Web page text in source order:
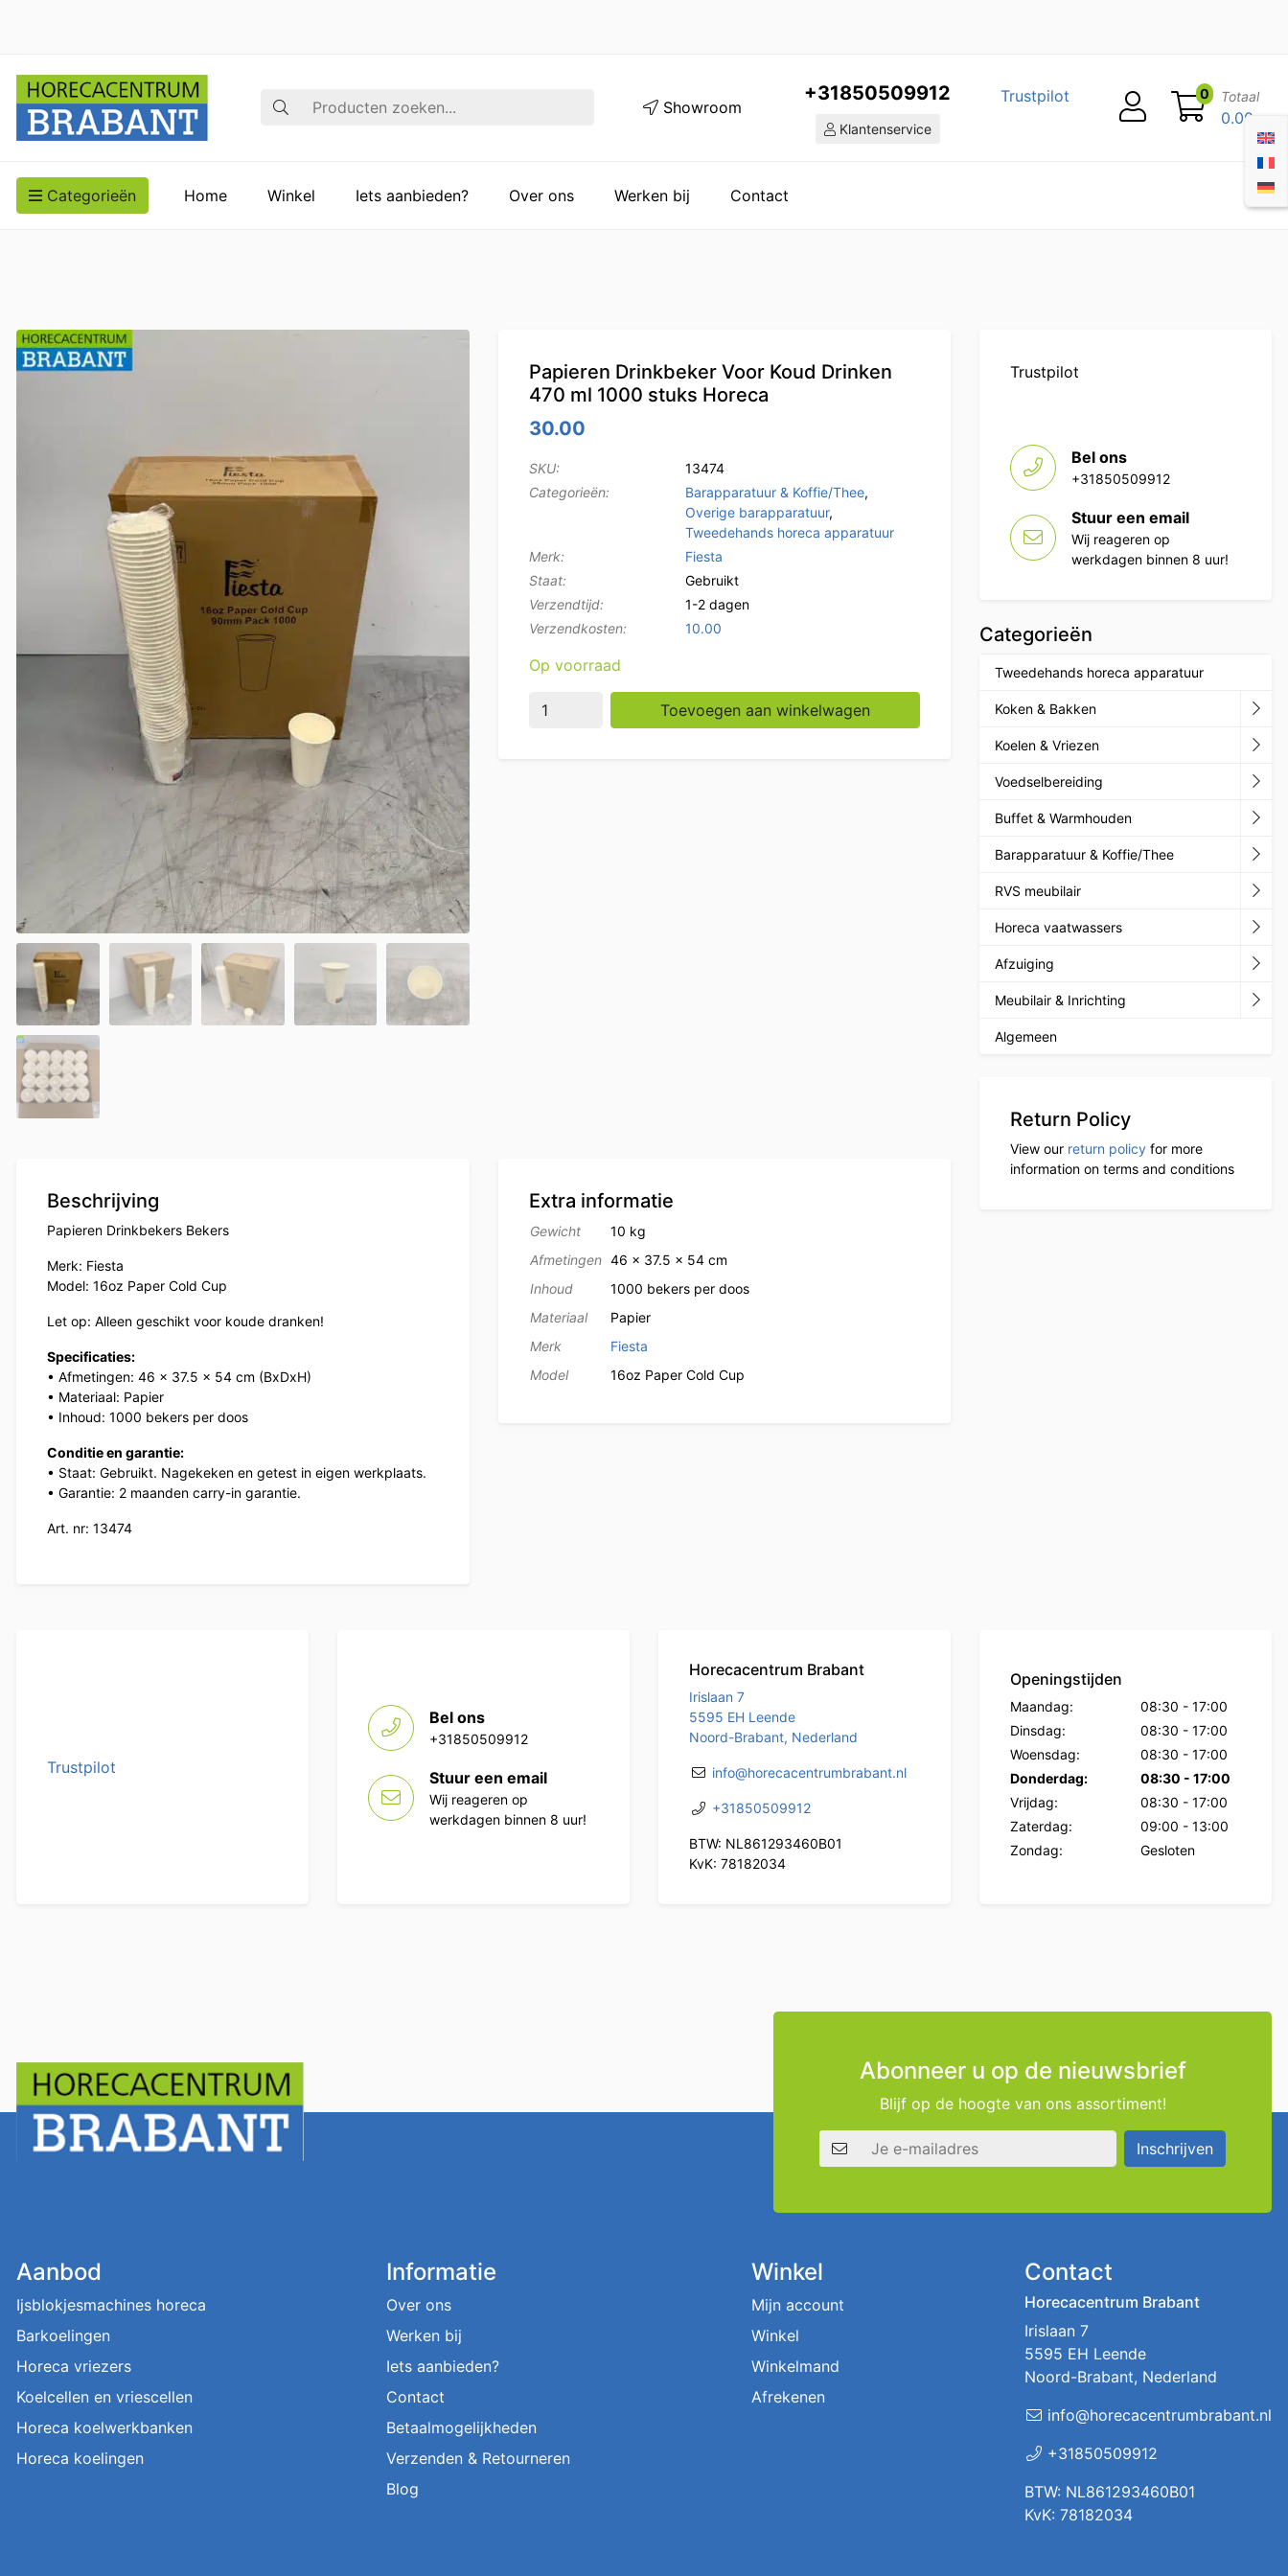
Zoek op Showroom
+31850509912
Klantenservice
Trustpilot 0 Totaal
0.00
Categorieën Home Winkel Iets aanbieden? Over ons Werken bij Contact
Papieren Drinkbeker Voor Koud Drinken
470 ml 1000 stuks Horeca
30.00
SKU:
13474
Categorieën:
Barapparatuur & Koffie/Thee,
Overige barapparatuur,
Tweedehands horeca apparatuur
Merk:
Fiesta
Staat:
Gebruikt
Verzendtijd:
1-2 dagen
Verzendkosten:
10.00
Op voorraad
Papieren Drinkbeker Voor Koud Drinken 470 ml 1000 stuks Horeca aantal
Toevoegen aan winkelwagen
Beschrijving
Papieren Drinkbekers Bekers
Merk: Fiesta
Model: 16oz Paper Cold Cup
Let op: Alleen geschikt voor koude dranken!
Specificaties:
• Afmetingen: 46 x 37.5 x 54 cm (BxDxH)
• Materiaal: Papier
• Inhoud: 1000 bekers per doos
Conditie en garantie:
• Staat: Gebruikt. Nagekeken en getest in eigen werkplaats.
• Garantie: 2 maanden carry-in garantie.
Art. nr: 13474
Extra informatie
Gewicht
10 kg
Afmetingen 46 × 37.5 × 54 cm
Inhoud
1000 bekers per doos
Materiaal
Papier
Merk
Fiesta
Model
16oz Paper Cold Cup
Trustpilot
Bel ons
+31850509912
Stuur een email
Wij reageren op
werkdagen binnen 8 uur!
Categorieën
Tweedehands horeca apparatuur
Koken & Bakken
Koelen & Vriezen
Voedselbereiding
Buffet & Warmhouden
Barapparatuur & Koffie/Thee
RVS meubilair
Horeca vaatwassers
Afzuiging
Meubilair & Inrichting
Algemeen
Return Policy
View our return policy for more
information on terms and conditions
Trustpilot
Bel ons
+31850509912
Stuur een email
Wij reageren op
werkdagen binnen 8 uur!
Horecacentrum Brabant
Irislaan 7
5595 EH Leende
Noord-Brabant, Nederland
info@horecacentrumbrabant.nl
+31850509912
BTW: NL861293460B01
KvK: 78182034
Openingstijden
Maandag: 08:30 - 17:00
Dinsdag:
08:30 - 17:00
Woensdag:
08:30 - 17:00
Donderdag:
08:30 - 17:00
Vrijdag:
08:30 - 17:00
Zaterdag:
09:00 - 13:00
Zondag:
Gesloten
Abonneer u op de nieuwsbrief
Blijf op de hoogte van ons assortiment!
E-mailadres
Inschrijven
Aanbod
Ijsblokjesmachines horeca
Barkoelingen
Horeca vriezers
Koelcellen en vriescellen
Horeca koelwerkbanken
Horeca koelingen
Informatie
Over ons
Werken bij
Iets aanbieden?
Contact
Betaalmogelijkheden
Verzenden & Retourneren
Blog
Winkel
Mijn account
Winkel
Winkelmand
Afrekenen
Contact
Horecacentrum Brabant
Irislaan 7
5595 EH Leende
Noord-Brabant, Nederland
info@horecacentrumbrabant.nl
+31850509912
BTW: NL861293460B01
KvK: 78182034